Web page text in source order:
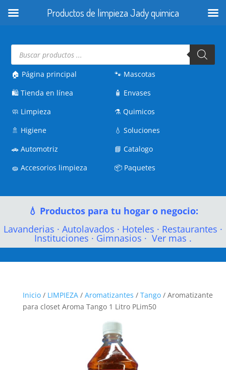
Búsqueda
productos
🏠 Página principal
🛍️Tienda en línea
🧼 Limpieza
🚿 Higiene
🚗Automotriz
🧽Accesorios limpieza
🐾 Mascotas
🧴 Envases
⚗️Quimicos
💧Soluciones
📘Catalogo
📦 Paquetes
💧 Productos para tu hogar o negocio:
Lavanderias · Autolavados · Hoteles · Restaurantes ·
Instituciones · Gimnasios · Ver mas .
Inicio/ LIMPIEZA/ Aromatizantes / Tango/ Aromatizante
para closet Aroma Tango 1 Litro PLim50
Productos de limpieza Jady quimica